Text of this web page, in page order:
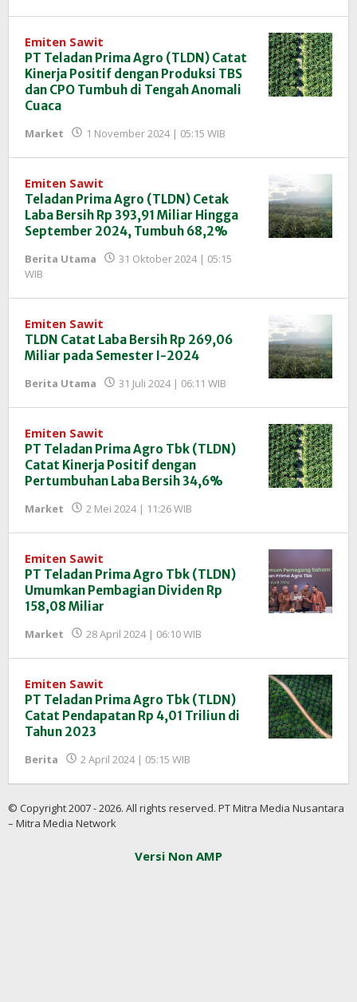
InfoSAWIT
Emiten Sawit
PT Teladan Prima Agro (TLDN) Catat
Kinerja Positif dengan Produksi TBS
dan CPO Tumbuh di Tengah Anomali
Cuaca
Market 1 November 2024 | 05:15 WIB
InfoSAWIT
Emiten Sawit
Teladan Prima Agro (TLDN) Cetak
Laba Bersih Rp 393,91 Miliar Hingga
September 2024, Tumbuh 68,2%
Berita Utama
31 Oktober 2024 | 05:15
WIB
InfoSAWIT
Emiten Sawit
TLDN Catat Laba Bersih Rp 269,06
Miliar pada Semester I-2024
Berita Utama 31 Juli 2024 | 06:11 WIB
InfoSAWIT
Emiten Sawit
PT Teladan Prima Agro Tbk (TLDN)
Catat Kinerja Positif dengan
Pertumbuhan Laba Bersih 34,6%
Market 2 Mei 2024 | 11:26 WIB
InfoSAWIT
Emiten Sawit
PT Teladan Prima Agro Tbk (TLDN)
Umumkan Pembagian Dividen Rp
158,08 Miliar
Market 28 April 2024 | 06:10 WIB
InfoSAWIT
Emiten Sawit
PT Teladan Prima Agro Tbk (TLDN)
Catat Pendapatan Rp 4,01 Triliun di
Tahun 2023
Berita 2 April 2024 | 05:15 WIB
InfoSAWIT
© Copyright 2007 - 2026. All rights reserved. PT Mitra Media Nusantara
– Mitra Media Network
Versi Non AMP